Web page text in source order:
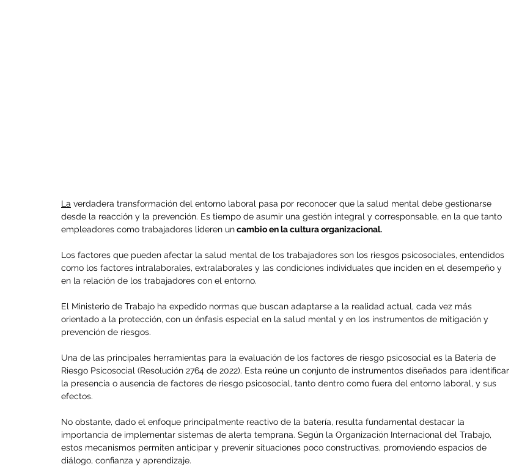
La verdadera transformación del entorno laboral pasa por reconocer que la salud mental debe gestionarse
desde la reacción y la prevención. Es tiempo de asumir una gestión integral y corresponsable, en la que tanto
empleadores como trabajadores lideren un cambio en la cultura organizacional.
Los factores que pueden afectar la salud mental de los trabajadores son los riesgos psicosociales, entendidos
como los factores intralaborales, extralaborales y las condiciones individuales que inciden en el desempeño y
en la relación de los trabajadores con el entorno.
El Ministerio de Trabajo ha expedido normas que buscan adaptarse a la realidad actual, cada vez más
orientado a la protección, con un énfasis especial en la salud mental y en los instrumentos de mitigación y
prevención de riesgos.
Una de las principales herramientas para la evaluación de los factores de riesgo psicosocial es la Batería de
Riesgo Psicosocial (Resolución 2764 de 2022). Esta reúne un conjunto de instrumentos diseñados para identificar
la presencia o ausencia de factores de riesgo psicosocial, tanto dentro como fuera del entorno laboral, y sus
efectos.
No obstante, dado el enfoque principalmente reactivo de la batería, resulta fundamental destacar la
importancia de implementar sistemas de alerta temprana. Según la Organización Internacional del Trabajo,
estos mecanismos permiten anticipar y prevenir situaciones poco constructivas, promoviendo espacios de
diálogo, confianza y aprendizaje.